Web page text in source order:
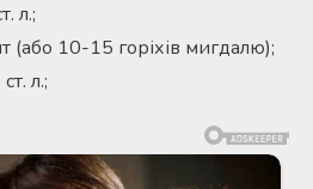
л.;
(або 10-15 горіхів мигдалю);
л.;